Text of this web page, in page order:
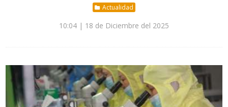
Actualidad
10:04 | 18 de Diciembre del 2025